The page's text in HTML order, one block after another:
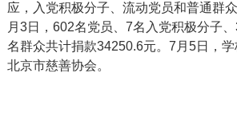
应，入党积极分子、流动党员和普通群
月 3日， 602名党员、 7名入党积极分子、
名群众共计捐款34250.6元。 7 月 5日，学
北京市慈善协会。